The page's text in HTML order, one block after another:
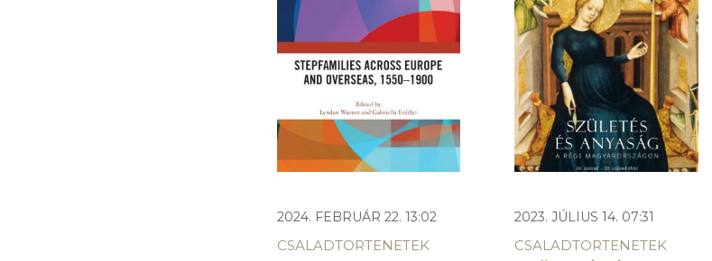
2024. FEBRUÁR 22. 13:02
CSALADTORTENETEK
2023. JÚLIUS 14. 07:31
CSALADTORTENETEK